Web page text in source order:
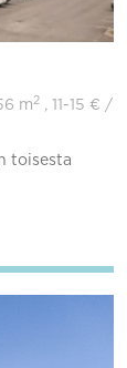
m 2 , 11-15 € /
toisesta